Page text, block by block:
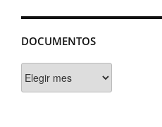
DOCUMENTOS